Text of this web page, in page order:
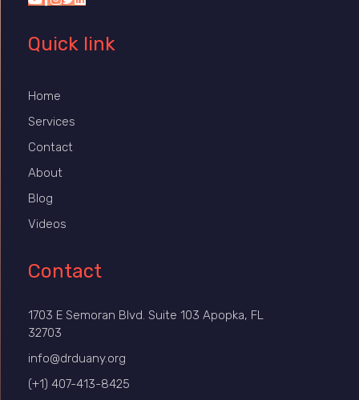
Quick link
Home
Services
Contact
About
Blog
Videos
Contact
1703 E Semoran Blvd. Suite 103 Apopka, FL
32703
info@drduany.org
(+1) 407-413-8425